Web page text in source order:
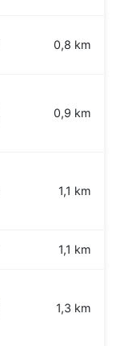
0,8 km
0,9 km
1,1 km
1,1 km
1,3 km